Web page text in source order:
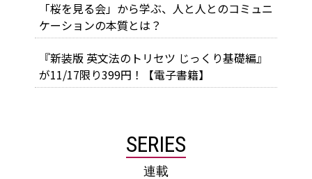
「桜を見る会」から学ぶ、人と人とのコミュニ
ケーションの本質とは？
『新装版 英文法のトリセツ じっくり基礎編』
が11/17限り399円！【電子書籍】
SERIES
連載